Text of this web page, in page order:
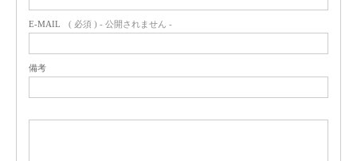
E-MAIL ( 必須 ) - 公開されません -
備考